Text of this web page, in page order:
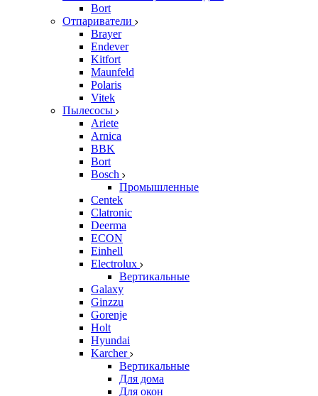
Bort
Отпариватели
Brayer
Endever
Kitfort
Maunfeld
Polaris
Vitek
Пылесосы
Ariete
Arnica
BBK
Bort
Bosch
Промышленные
Centek
Clatronic
Deerma
ECON
Einhell
Electrolux
Вертикальные
Galaxy
Ginzzu
Gorenje
Holt
Hyundai
Karcher
Вертикальные
Для дома
Для окон